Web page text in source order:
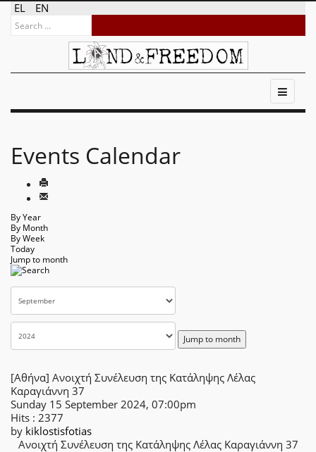
EL EN
Events Calendar
By Year
By Month
By Week
Today
Jump to month
Jump to month
[Αθήνα] Ανοιχτή Συνέλευση της Κατάληψης Λέλας
Καραγιάννη 37
Sunday 15 September 2024, 07:00pm
Hits : 2377
by kiklostisfotias
Ανοιχτή Συνέλευση της Κατάληψης Λέλας Καραγιάννη 37